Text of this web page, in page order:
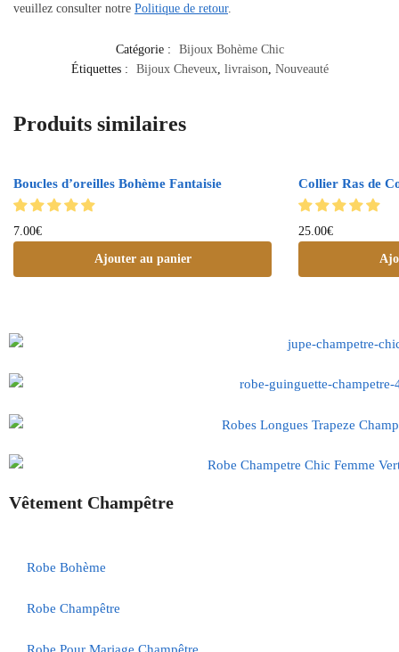
veuillez consulter notre Politique de retour.
Catégorie :
Bijoux Bohème Chic
Étiquettes :
Bijoux Cheveux, livraison Nouveauté
Produits similaires
Boucles d’oreilles Bohème Fantaisie
7.00€
Ajouter au panier
Collier Ras de
25.00€
Vêtement Champêtre
Robe Bohème
Robe Champêtre